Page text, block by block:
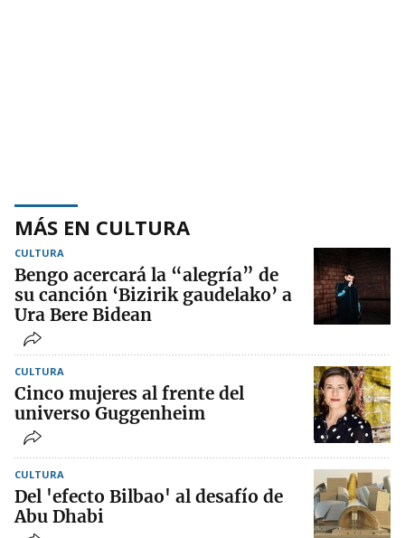
MÁS EN CULTURA
CULTURA
Bengo acercará la “alegría” de
su canción ‘Bizirik gaudelako’ a
Ura Bere Bidean
CULTURA
Cinco mujeres al frente del
universo Guggenheim
CULTURA
Del 'efecto Bilbao' al desafío de
Abu Dhabi